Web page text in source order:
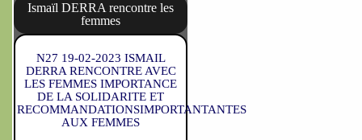
Ismaïl DERRA rencontre les
femmes
N27 19-02-2023 ISMAIL
DERRA RENCONTRE AVEC
LES FEMMES IMPORTANCE
DE LA SOLIDARITE ET
RECOMMANDATIONSIMPORTANTANTES
AUX FEMMES